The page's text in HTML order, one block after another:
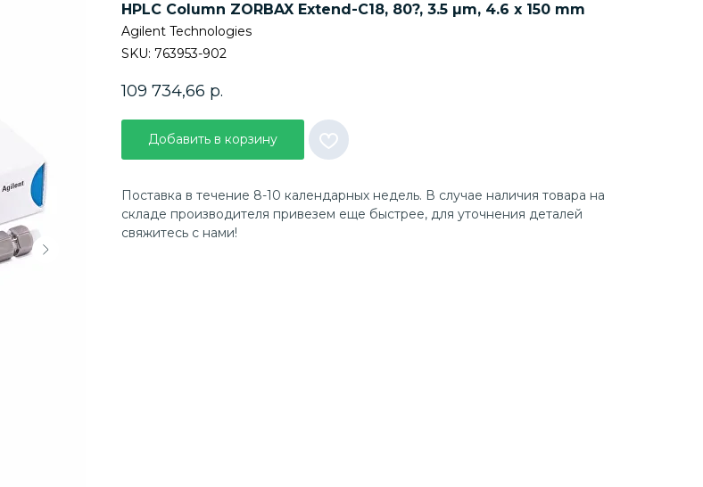
HPLC Column ZORBAX Extend-C18, 80?, 3.5 µm, 4.6 x 150 mm
Agilent Technologies
SKU: 763953-902
109 734,66 р.
Добавить в корзину
Поставка в течение 8-10 календарных недель. В случае наличия товара на
складе производителя привезем еще быстрее, для уточнения деталей
свяжитесь с нами!